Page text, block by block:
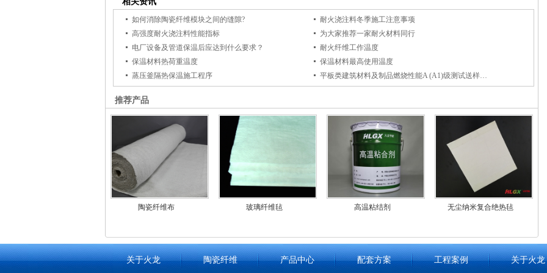
如何消除陶瓷纤维模块之间的缝隙?
耐火浇注料冬季施工注意事项
高强度耐火浇注料性能指标
为大家推荐一家耐火材料同行
电厂设备及管道保温后应达到什么要求？
耐火纤维工作温度
保温材料热荷重温度
保温材料最高使用温度
蒸压釜隔热保温施工程序
平板类建筑材料及制品燃烧性能A (A1)级测试送样要求
推荐产品
陶瓷纤维布 玻璃纤维毡 高温粘结剂 无尘纳米复合绝热毡
关于火龙 陶瓷纤维 产品中心 配套方案 工程案例 关于火龙